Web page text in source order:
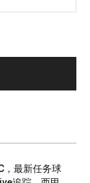
，最新任务球